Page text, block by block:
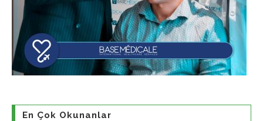
En Çok Okunanlar